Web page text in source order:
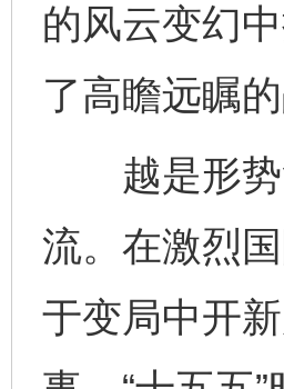
的风云变幻
了高瞻远瞩的
越是形势
流。在激烈
于变局中开